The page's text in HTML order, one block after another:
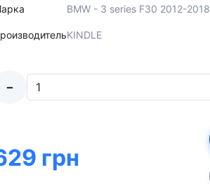
BMW - 3 series F30 2012-2018
KINDLE
-
грн